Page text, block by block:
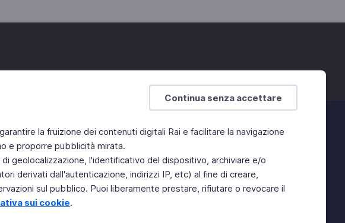
Continua senza accettare
la fruizione dei contenuti digitali Rai e facilitare la navigazione
e proporre pubblicità mirata.
geolocalizzazione, l'identificativo del dispositivo, archiviare e/o
derivati dall'autenticazione, indirizzi IP, etc) al fine di creare,
sul pubblico. Puoi liberamente prestare, rifiutare o revocare il
sui cookie.